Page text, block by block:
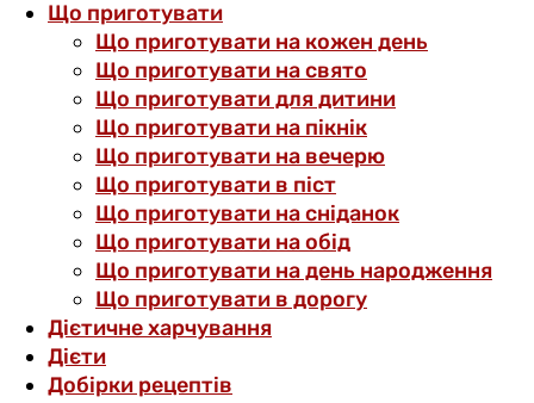
Що приготувати
Що приготувати на кожен день
Що приготувати на свято
Що приготувати для дитини
Що приготувати на пікнік
Що приготувати на вечерю
Що приготувати в піст
Що приготувати на сніданок
Що приготувати на обід
Що приготувати на день народження
Що приготувати в дорогу
Дієтичне харчування
Дієти
Добірки рецептів